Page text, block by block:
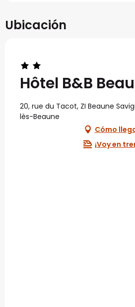
Ubicación
Hôtel B&B
20, rue du Tacot, ZI Beaune
lès-Beaune
Cómo
¡Voy en